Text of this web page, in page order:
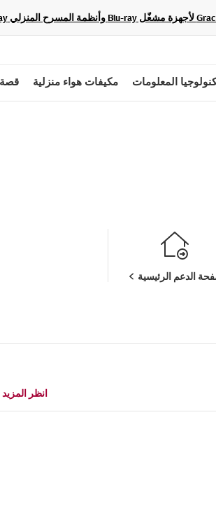
المعلومات مكيفات هواء منزلية
الدعم الرئيسية
انظر المزيد